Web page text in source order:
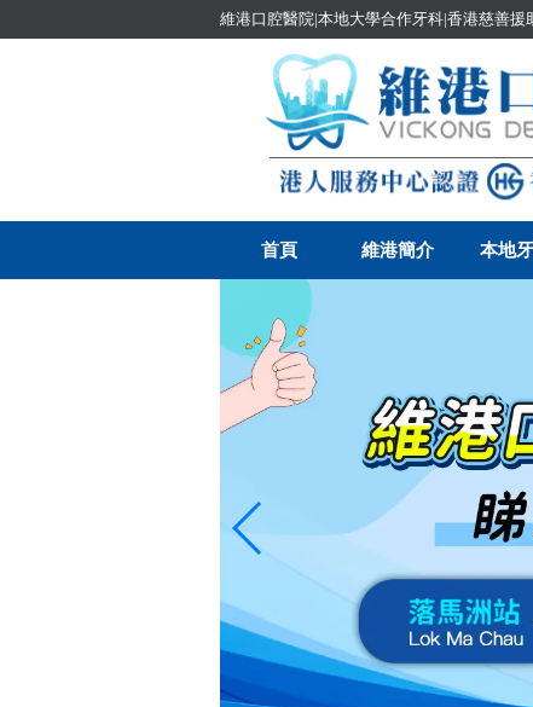
維港口腔醫院|本地大學合作牙科|香港慈善
首頁 維港簡介 本地